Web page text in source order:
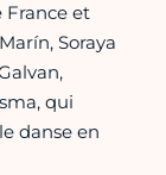
France et
Soraya
qui
danse en